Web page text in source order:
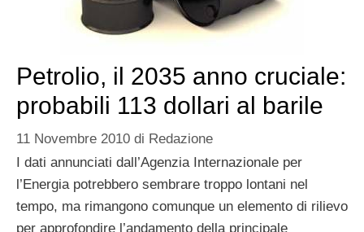
Petrolio, il 2035 anno cruciale:
probabili 113 dollari al barile
11 Novembre 2010 di Redazione
I dati annunciati dall’Agenzia Internazionale per
l’Energia potrebbero sembrare troppo lontani nel
tempo, ma rimangono comunque un elemento di rilievo
per approfondire l’andamento della principale